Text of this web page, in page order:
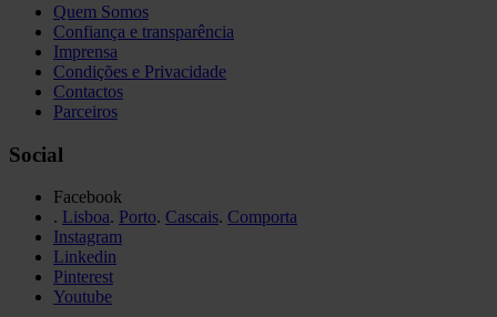
Quem Somos
Confiança e transparência
Imprensa
Condições e Privacidade
Contactos
Parceiros
Social
Facebook
. Lisboa. Porto. Cascais. Comporta
Instagram
Linkedin
Pinterest
Youtube